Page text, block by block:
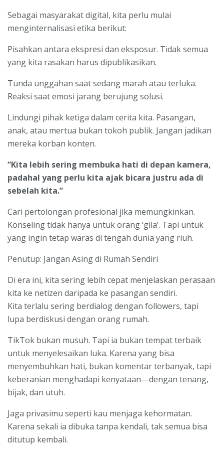
Sebagai masyarakat digital, kita perlu mulai
menginternalisasi etika berikut:
Pisahkan antara ekspresi dan eksposur. Tidak semua
yang kita rasakan harus dipublikasikan.
Tunda unggahan saat sedang marah atau terluka.
Reaksi saat emosi jarang berujung solusi.
Lindungi pihak ketiga dalam cerita kita. Pasangan,
anak, atau mertua bukan tokoh publik. Jangan jadikan
mereka korban konten.
“Kita lebih sering membuka hati di depan kamera,
padahal yang perlu kita ajak bicara justru ada di
sebelah kita.”
Cari pertolongan profesional jika memungkinkan.
Konseling tidak hanya untuk orang ‘gila’. Tapi untuk
yang ingin tetap waras di tengah dunia yang riuh.
Penutup: Jangan Asing di Rumah Sendiri
Di era ini, kita sering lebih cepat menjelaskan perasaan
kita ke netizen daripada ke pasangan sendiri.
Kita terlalu sering berdialog dengan followers, tapi
lupa berdiskusi dengan orang rumah.
TikTok bukan musuh. Tapi ia bukan tempat terbaik
untuk menyelesaikan luka. Karena yang bisa
menyembuhkan hati, bukan komentar terbanyak, tapi
keberanian menghadapi kenyataan—dengan tenang,
bijak, dan utuh.
Jaga privasimu seperti kau menjaga kehormatan.
Karena sekali ia dibuka tanpa kendali, tak semua bisa
ditutup kembali.